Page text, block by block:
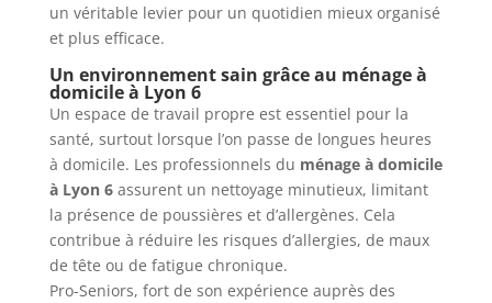
un véritable levier pour un quotidien mieux organisé
et plus efficace.
Un environnement sain grâce au ménage à
domicile à Lyon 6
Un espace de travail propre est essentiel pour la
santé, surtout lorsque l’on passe de longues heures
à domicile. Les professionnels du ménage à domicile
à Lyon 6assurent un nettoyage minutieux, limitant
la présence de poussières et d’allergènes. Cela
contribue à réduire les risques d’allergies, de maux
de tête ou de fatigue chronique.
Pro-Seniors, fort de son expérience auprès des